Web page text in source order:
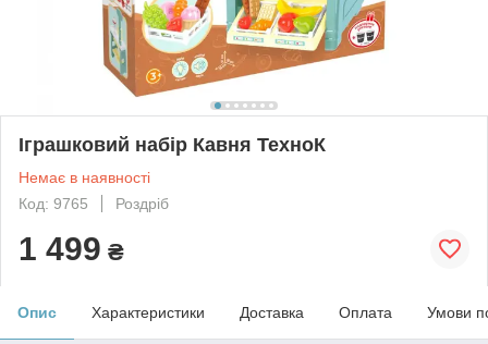
Іграшковий набір Кавня ТехноК
Немає в наявності
Код: 9765
Роздріб
1 499 ₴
Опис Характеристики Доставка Оплата Умови